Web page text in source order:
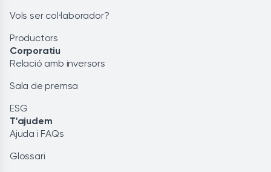
Vols ser col·laborador?
Productors
Corporatiu
Relació amb inversors
Sala de premsa
ESG
T'ajudem
Ajuda i FAQs
Glossari